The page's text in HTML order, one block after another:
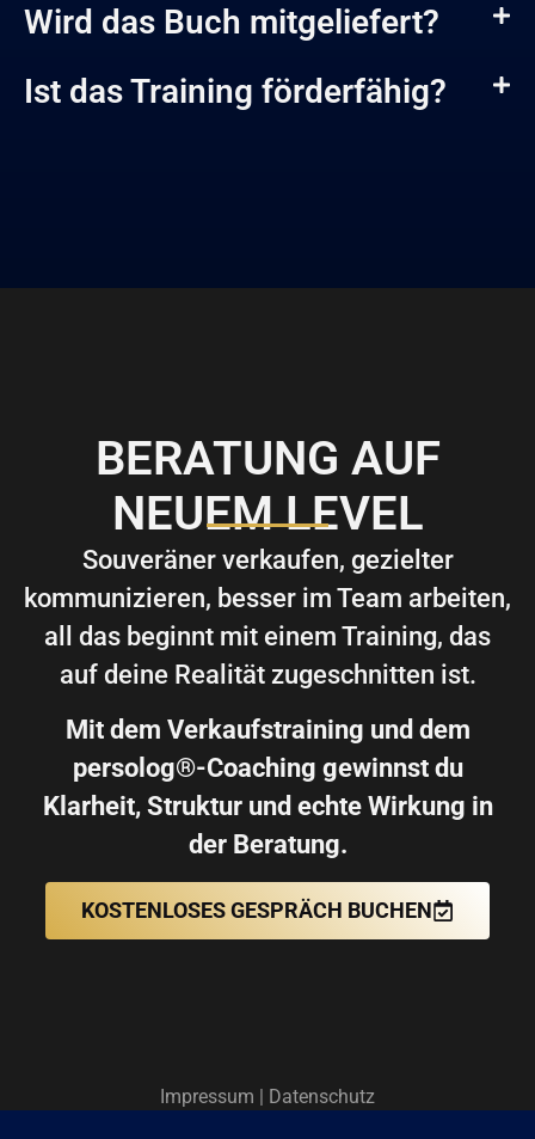
Wird das Buch mitgeliefert?
Ist das Training förderfähig?
BERATUNG AUF
NEUEM LEVEL
Souveräner verkaufen, gezielter
kommunizieren, besser im Team arbeiten,
all das beginnt mit einem Training, das
auf deine Realität zugeschnitten ist.
Mit dem Verkaufstraining und dem
persolog®-Coaching gewinnst du
Klarheit, Struktur und echte Wirkung in
der Beratung.
KOSTENLOSES GESPRÄCH BUCHEN
Impressum | Datenschutz